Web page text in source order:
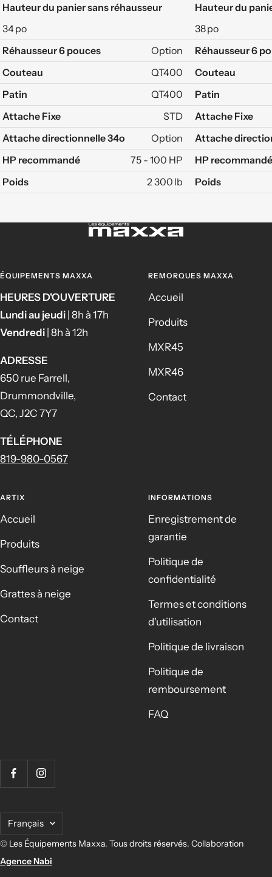
Hauteur du panier sans réhausseur
34 po
Réhausseur 6 pouces
Option
Couteau
QT400
Patin
QT400
Attache Fixe
STD
Attache directionnelle 34o
Option
HP recommandé
75 - 100 HP
Poids
2 300 lb
Hauteur du
38 po
Réhausseur 6
Couteau
Patin
Attache Fixe
Attache
HP recommandé
Poids
ÉQUIPEMENTS MAXXA
HEURES D'OUVERTURE
Lundi au jeudi | 8h à 17h
Vendredi | 8h à 12h
ADRESSE
650 rue Farrell,
Drummondville,
QC, J2C 7Y7
TÉLÉPHONE
819-980-0567
REMORQUES MAXXA
Accueil
Produits
MXR45
MXR46
Contact
ARTIX
Accueil
Produits
Souffleurs à neige
Grattes à neige
Contact
INFORMATIONS
Enregistrement de
garantie
Politique de
confidentialité
Termes et conditions
d'utilisation
Politique de livraison
Politique de
remboursement
FAQ
Langue
Français
© Les Équipements Maxxa. Tous droits réservés. Collaboration
Agence Nabi